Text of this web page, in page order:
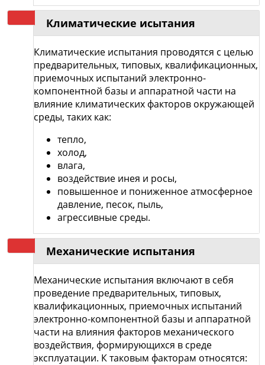
Климатические исытания
Климатические испытания проводятся с целью
предварительных, типовых, квалификационных,
приемочных испытаний электронно-
компонентной базы и аппаратной части на
влияние климатических факторов окружающей
среды, таких как:
тепло,
холод,
влага,
воздействие инея и росы,
повышенное и пониженное атмосферное
давление, песок, пыль,
агрессивные среды.
Механические испытания
Механические испытания включают в себя
проведение предварительных, типовых,
квалификационных, приемочных испытаний
электронно-компонентной базы и аппаратной
части на влияния факторов механического
воздействия, формирующихся в среде
эксплуатации. К таковым факторам относятся: